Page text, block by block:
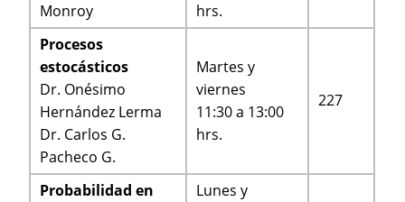
Monroy
hrs.
Procesos
estocásticos
Dr. Onésimo
Hernández Lerma
Dr. Carlos G.
Pacheco G.
Martes y
viernes
11:30 a 13:00
hrs.
227
Probabilidad en
Lunes y